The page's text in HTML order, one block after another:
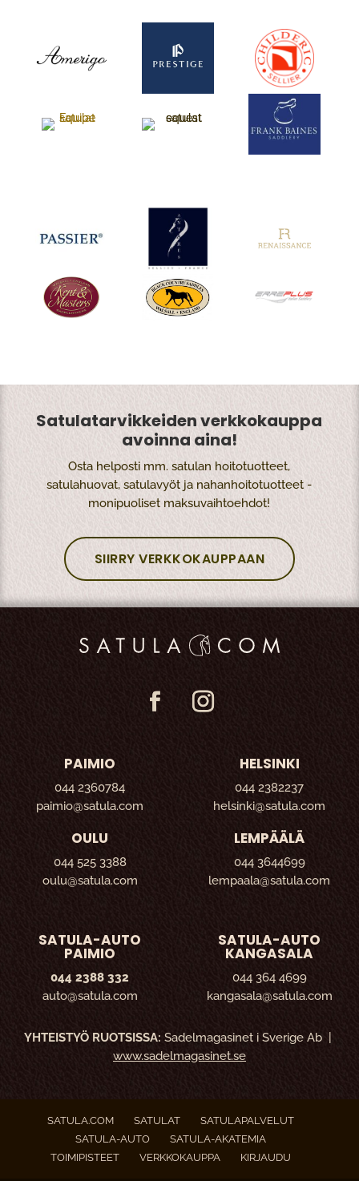
Satulatarvikkeiden verkkokauppa
avoinna aina!
Osta helposti mm. satulan hoitotuotteet,
satulahuovat, satulavyöt ja nahanhoitotuotteet -
monipuoliset maksuvaihtoehdot!
SIIRRY VERKKOKAUPPAAN
PAIMIO
044 2360784
paimio@satula.com
HELSINKI
044 2382237
helsinki@satula.com
OULU
044 525 3388
oulu@satula.com
LEMPÄÄLÄ
044 3644699
lempaala@satula.com
SATULA-AUTO
PAIMIO
044 2388 332
auto@satula.com
SATULA-AUTO
KANGASALA
044 364 4699
kangasala@satula.com
YHTEISTYÖ RUOTSISSA: Sadelmagasinet i Sverige Ab |
www.sadelmagasinet.se
SATULA.COM SATULAT
SATULAPALVELUT
SATULA-AUTO
SATULA-AKATEMIA
TOIMIPISTEET
VERKKOKAUPPA KIRJAUDU